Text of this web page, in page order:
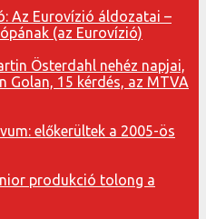
Az Eurovízió áldozatai –
(az Eurovízió)
Österdahl nehéz napjai,
Golan, 15 kérdés, az MTVA
előkerültek a 2005-ös
produkció tolong a